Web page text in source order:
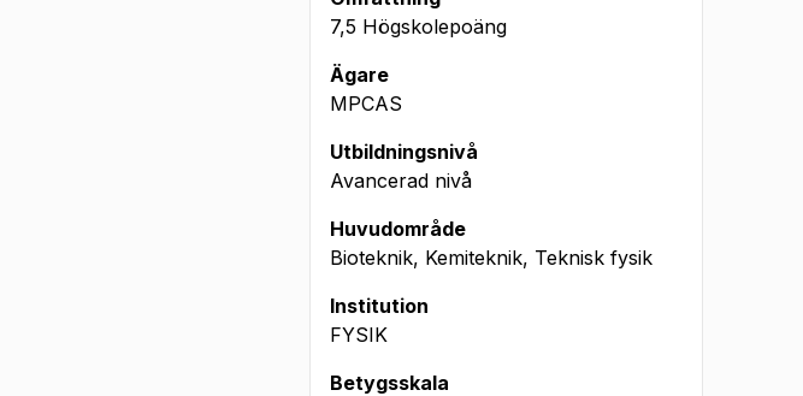
7,5 Högskolepoäng
Ägare
MPCAS
Utbildningsnivå
Avancerad nivå
Huvudområde
Bioteknik, Kemiteknik, Teknisk fysik
Institution
FYSIK
Betygsskala